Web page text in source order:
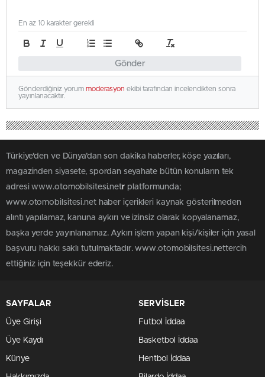
Gönder
En az 10 karakter gerekli
Gönderdiğiniz yorum moderasyon ekibi tarafından incelendikten sonra
yayınlanacaktır.
Türkiye'den ve Dünya’dan son dakika haberler, köşe yazıları,
magazinden siyasete, spordan seyahate bütün konuların tek
adresi www.otomobilsitesi.netr platformunda;
www.otomobilsitesi.net haber içerikleri kaynak gösterilmeden
alıntı yapılamaz, kanuna aykırı ve izinsiz olarak kopyalanamaz,
başka yerde yayınlanamaz. Aykırı işlem yapan kişi/kişiler için yasal
başvuru hakkı saklı tutulmaktadır. www.otomobilsitesi.nettercih
ettiğiniz için teşekkür ederiz.
SAYFALAR
Üye Girişi
Üye Kaydı
Künye
SERVİSLER
Futbol İddaa
Basketbol İddaa
Hentbol İddaa